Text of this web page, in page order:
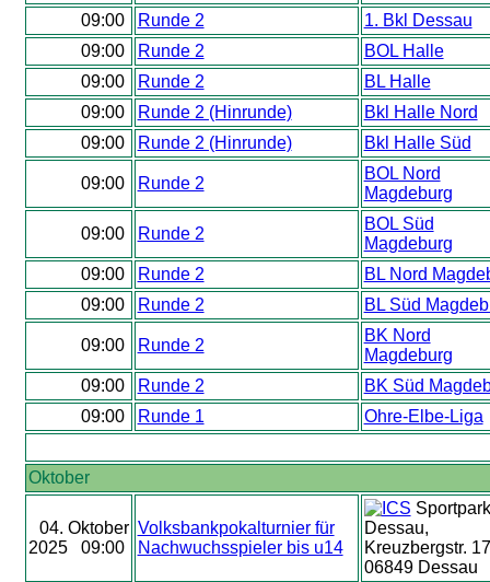
09:00
Runde 2
1. Bkl Dessau
09:00
Runde 2
BOL Halle
09:00
Runde 2
BL Halle
09:00
Runde 2 (Hinrunde)
Bkl Halle Nord
09:00
Runde 2 (Hinrunde) Bkl Halle Süd
09:00 Runde 2
BOL Nord
Magdeburg
09:00 Runde 2
BOL Süd
Magdeburg
09:00
Runde 2
BL Nord
09:00
Runde 2 BL Süd
09:00 Runde 2
BK Nord
Magdeburg
09:00
Runde 2
BK Süd
09:00
Runde 1 Ohre-Elbe-Liga
Oktober
04. Oktober
2025 09:00
Volksbankpokalturnier für
Nachwuchsspieler bis u14
Sportpark
Dessau,
Kreuzbergstr.
06849 Dessau